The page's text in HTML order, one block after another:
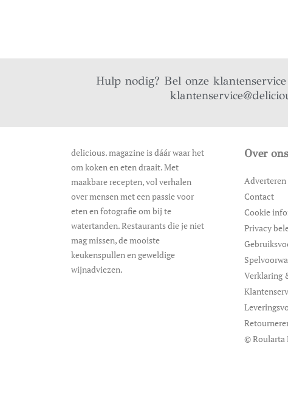
Hulp nodig? Bel onze
delicious. magazine is dáár waar het
om koken en eten draait. Met
maakbare recepten, vol verhalen
over mensen met een passie voor
eten en fotografie om bij te
watertanden. Restaurants die je niet
mag missen, de mooiste
keukenspullen en geweldige
wijnadviezen.
Over ons
Adverteren
Contact
Cookie
Privacy
Verklaring
© Roularta